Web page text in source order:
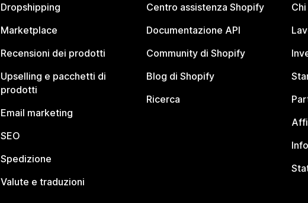
Dropshipping
Marketplace
Recensioni dei prodotti
Upselling e pacchetti di
prodotti
Email marketing
SEO
Spedizione
Valute e traduzioni
Centro assistenza Shopify
Documentazione API
Community di Shopify
Blog di Shopify
Ricerca